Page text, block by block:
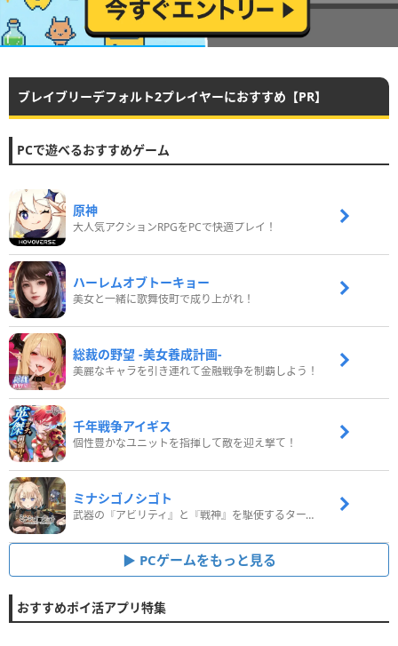
ブレイブリーデフォルト2プレイヤーにおすすめ【PR】
PCで遊べるおすすめゲーム
原神
大人気アクションRPGをPCで快適プレイ！
ハーレムオブトーキョー
美女と一緒に歌舞伎町で成り上がれ！
総裁の野望 -美女養成計画-
美麗なキャラを引き連れて金融戦争を制覇しよう！
千年戦争アイギス
個性豊かなユニットを指揮して敵を迎え撃て！
ミナシゴノシゴト
武器の『アビリティ』と『戦神』を駆使するターン制コマンドバトルRPG！
PCゲームをもっと見る
おすすめポイ活アプリ特集